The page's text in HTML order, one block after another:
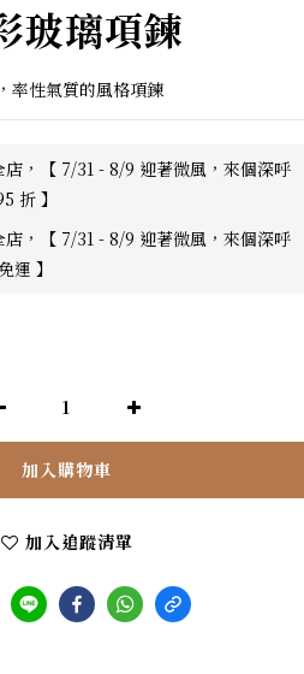
玻璃項鍊
率性氣質的風格項鍊
，【 7/31 - 8/9 迎著微風，來個深呼
折 】
，【 7/31 - 8/9 迎著微風，來個深呼
運 】
加入購物車
加入追蹤清單